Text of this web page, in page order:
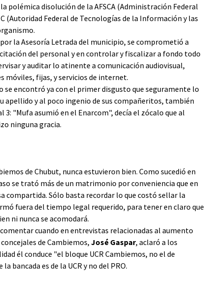
polémica disolución de la AFSCA (Administración Federal
(Autoridad Federal de Tecnologías de la Información y las
la Asesoría Letrada del municipio, se comprometió a
del personal y en controlar y fiscalizar a fondo todo
y auditar lo atinente a comunicación audiovisual,
móviles, fijas, y servicios de internet.
encontró ya con el primer disgusto que seguramente lo
apellido y al poco ingenio de sus compañeritos, también
"Mufa asumió en el Enarcom", decía el zócalo que al
ninguna gracia.
de Chubut, nunca estuvieron bien. Como sucedió en
se trató más de un matrimonio por conveniencia que en
compartida. Sólo basta recordar lo que costó sellar la
fuera del tiempo legal requerido, para tener en claro que
ni nunca se acomodará.
cuando en entrevistas relacionadas al aumento
de Cambiemos, José Gaspar, aclaró a los
él conduce "el bloque UCR Cambiemos, no el de
bancada es de la UCR y no del PRO.